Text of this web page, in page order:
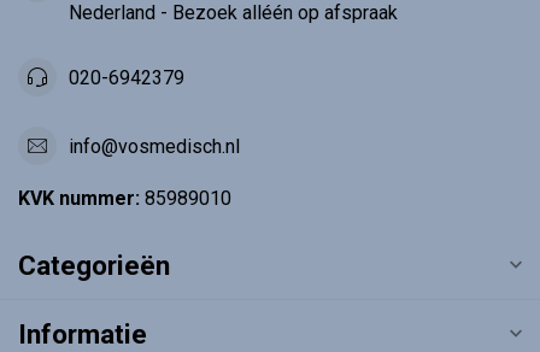
Nederland - Bezoek alléén op afspraak
020-6942379
info@vosmedisch.nl
KVK nummer: 85989010
Categorieën
Informatie